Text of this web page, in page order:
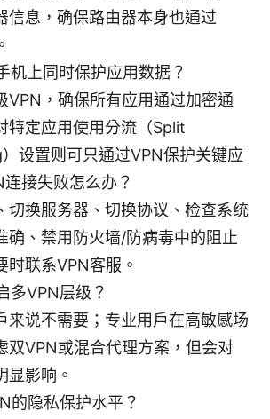
信息，确保路由器本身也通过
机上同时保护应用数据？
VPN，确保所有应用通过加密通
特定应用使用分流（Split
设置则可只通过VPN保护关键应
接失败怎么办？
切换服务器、切换协议、检查系统
确、禁用防火墙/防病毒中的阻止
时联系VPN客服。
多VPN层级？
来说不需要；专业用户在高敏感场
双VPN或混合代理方案，但会对
显影响。
的隐私保护水平？